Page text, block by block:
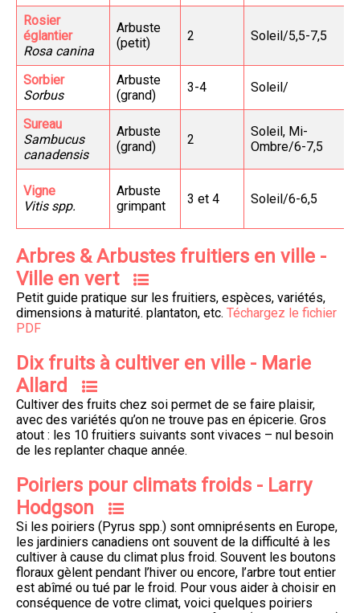
Rosier
églantier
Rosa canina
Arbuste
(petit)
2 Soleil/5,5-7,5
Sorbier
Sorbus
Arbuste
(grand)
3-4 Soleil/
Sureau
Sambucus
canadensis
Arbuste
(grand)
2
Soleil, Mi-
Ombre/6-7,5
Vigne
Vitis spp.
Arbuste
grimpant
3 et 4 Soleil/6-6,5
Arbres & Arbustes fruitiers en ville -
Ville en vert
Petit guide pratique sur les fruitiers, espèces, variétés,
dimensions à maturité. plantaton, etc. Téchargez le fichier
PDF
Dix fruits à cultiver en ville - Marie
Allard
Cultiver des fruits chez soi permet de se faire plaisir,
avec des variétés qu’on ne trouve pas en épicerie. Gros
atout : les 10 fruitiers suivants sont vivaces – nul besoin
de les replanter chaque année.
Poiriers pour climats froids - Larry
Hodgson
Si les poiriers (Pyrus spp.) sont omniprésents en Europe,
les jardiniers canadiens ont souvent de la difficulté à les
cultiver à cause du climat plus froid. Souvent les boutons
floraux gèlent pendant l’hiver ou encore, l’arbre tout entier
est abîmé ou tué par le froid. Pour vous aider à choisir en
conséquence de votre climat, voici quelques poiriers